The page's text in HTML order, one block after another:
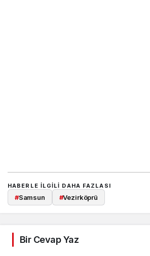
HABERLE ILGILI DAHA FAZLASI
#Samsun #Vezirköprü
Bir Cevap Yaz